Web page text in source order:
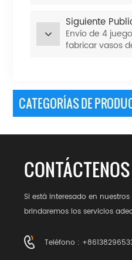
Siguiente
Envío de 4
fabricar vasos
CATEGORÍAS DE
CONTÁCTENOS
Si está interesado en
brindaremos los servicios
Teléfono :